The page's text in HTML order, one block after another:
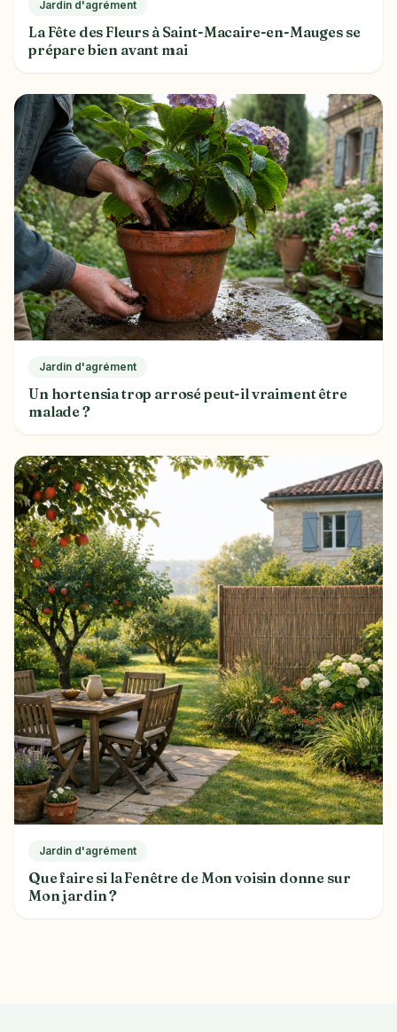
Jardin d'agrément
La Fête des Fleurs à Saint-Macaire-en-Mauges se
prépare bien avant mai
Jardin d'agrément
Un hortensia trop arrosé peut-il vraiment être
malade ?
Jardin d'agrément
Que faire si la Fenêtre de Mon voisin donne sur
Mon jardin ?